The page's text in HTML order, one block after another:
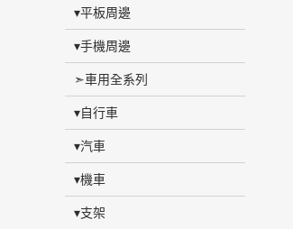
▾平板周邊
▾手機周邊
➣車用全系列
▾自行車
▾汽車
▾機車
▾支架